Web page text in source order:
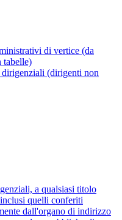
di vertice (da
tabelle)
(dirigenti non
a qualsiasi titolo
quelli conferiti
dall'organo di indirizzo